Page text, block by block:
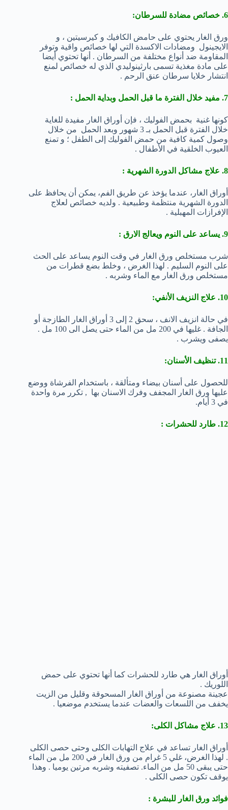
6. خصائص مضادة للسرطان:
ورق الغار يحتوي على حامض الكافيك و كيرسيتين ، و
الايجينول ومضادات الاكسدة التي لها خصائص واقية وتوفر
المقاومة ضد أنواع مختلفة من السرطان . أنها تحتوي أيضا
على مادة مغذية تسمى بارثينوليدي الذي له خصائص لمنع
انتشار خلايا سرطان عنق الرحم .
7. مفيد خلال الفترة ما قبل الحمل وبداية الحمل :
كونها غنية بحمض الفوليك ، فإن أوراق الغار مفيدة للغاية
خلال الفترة قبل الحمل بـ 3 شهور وبعد الحمل من خلال
وصول كمية كافية من حمض الفوليك إلى الطفل ؛ و تمنع
العيوب الخلقية في الأطفال .
8. علاج مشاكل الدورة الشهرية :
أوراق الغار، عندما يؤخذ عن طريق الفم، يمكن أن يحافظ على
الدورة الشهرية منتظمة وطبيعية . ولديه خصائص لعلاج
الإفرازات المهبلية .
9. يساعد على النوم ويعالج الارق :
شرب مستخلص ورق الغار في وقت النوم يساعد على الحث
على النوم السليم . لهذا الغرض ، وخلط بضع قطرات من
مستخلص ورق الغار مع الماء وشربه .
10. علاج النزيف الأنفي:
في حالة انزيف الانف ، سحق 2 إلى 3 أوراق الغار الطازجة أو
الجافة . غليها في 200 مل من الماء حتى يصل الى 100 مل .
يصفى ويشرب .
11. تنظيف الأسنان:
للحصول على أسنان بيضاء ومتألقة ، باستخدام الفرشاة ووضع
عليها ورق الغار المجفف وفرك الاسنان بها , تكرر مرة واحدة
في 3 أيام.
12. طارد للحشرات :
أوراق الغار هي طارد للحشرات كما أنها تحتوي على حمض
اللوريك .
عجينة مصنوعة من أوراق الغار المسحوقة وقليل من الزيت
يخفف من اللسعات والعضات عندما يستخدم موضعيا .
13. علاج مشاكل الكلى:
أوراق الغار تساعد في علاج التهابات الكلى وحتى حصى الكلى
. لهذا الغرض، غلي 5 غرام من ورق الغار في 200 مل من الماء
حتى يبقى 50 مل من الماء. تصفيته وشربه مرتين يوميا . وهذا
يوقف تكون حصى الكلى .
فوائد ورق الغار للبشرة :